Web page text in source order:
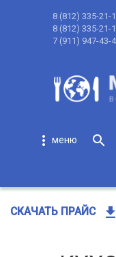
8 (812) 335-21-
8 (812) 335-21-
7 (911) 947-43-
more_vert search
СКАЧАТЬ ПРАЙС get_app